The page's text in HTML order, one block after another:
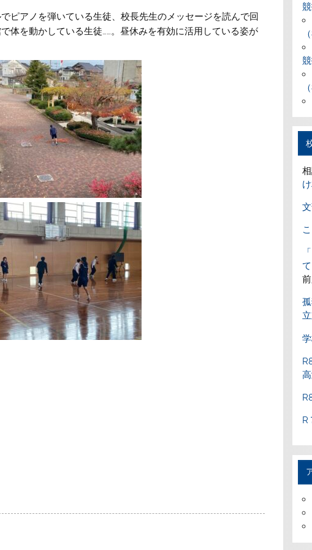
ピアノを弾いている生徒、校長先生のメッセージを読んで回
体を動かしている生徒……。昼休みを有効に活用している姿が
て
R